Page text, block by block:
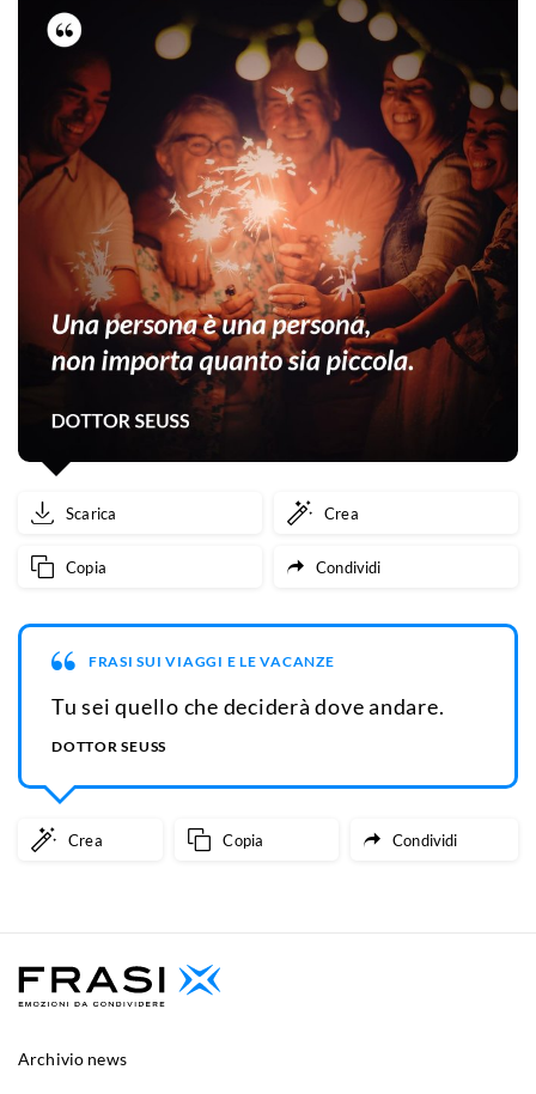
Scarica Crea
Copia Condividi
FRASI SUI VIAGGI E LE VACANZE
Tu sei quello che deciderà dove andare.
DOTTOR SEUSS
Crea Copia Condividi
Archivio news